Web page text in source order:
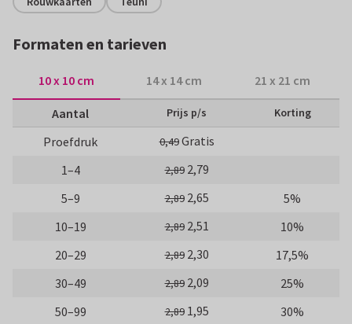
Formaten en tarieven
10 x 10 cm 14 x 14 cm 21 x 21 cm
Aantal Prijs p/s Korting
Proefdruk 0,49Gratis
1–4
2,89 2,79
5–9
2,89 2,65
5%
10–19
2,89 2,51
10%
20–29
2,89 2,30
17,5%
30–49
2,89 2,09
25%
50–99
2,89 1,95
30%